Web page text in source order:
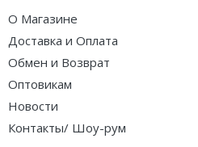
О Магазине
Доставка и Оплата
Обмен и Возврат
Оптовикам
Новости
Контакты/ Шоу-рум